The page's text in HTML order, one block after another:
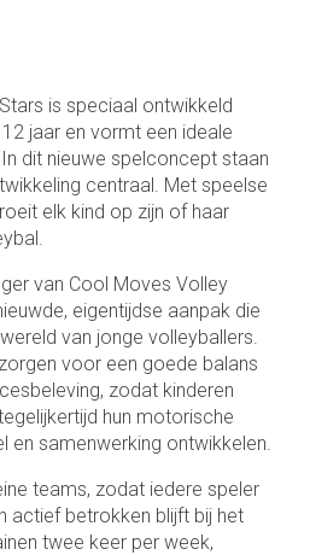
is speciaal ontwikkeld
jaar en vormt een ideale
dit nieuwe spelconcept staan
centraal. Met speelse
elk kind op zijn of haar
van Cool Moves Volley
eigentijdse aanpak die
van jonge volleyballers.
voor een goede balans
zodat kinderen
hun motorische
en samenwerking ontwikkelen.
teams, zodat iedere speler
actief betrokken blijft bij het
twee keer per week,